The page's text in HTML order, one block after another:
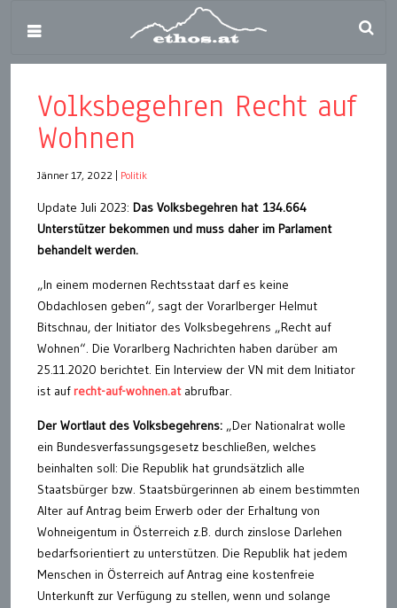
Volksbegehren Recht auf
Wohnen
Jänner 17, 2022 Politik
Update Juli 2023: Das Volksbegehren hat 134.664
Unterstützer bekommen und muss daher im Parlament
behandelt werden.
„In einem modernen Rechtsstaat darf es keine
Obdachlosen geben“, sagt der Vorarlberger Helmut
Bitschnau, der Initiator des Volksbegehrens „Recht auf
Wohnen“. Die Vorarlberg Nachrichten haben darüber am
25.11.2020 berichtet. Ein Interview der VN mit dem Initiator
ist auf recht-auf-wohnen.atabrufbar.
Der Wortlaut des Volksbegehrens: „Der Nationalrat wolle
ein Bundesverfassungsgesetz beschließen, welches
beinhalten soll: Die Republik hat grundsätzlich alle
Staatsbürger bzw. Staatsbürgerinnen ab einem bestimmten
Alter auf Antrag beim Erwerb oder der Erhaltung von
Wohneigentum in Österreich z.B. durch zinslose Darlehen
bedarfsorientiert zu unterstützen. Die Republik hat jedem
Menschen in Österreich auf Antrag eine kostenfreie
Unterkunft zur Verfügung zu stellen, wenn und solange